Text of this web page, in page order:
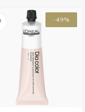
-49%